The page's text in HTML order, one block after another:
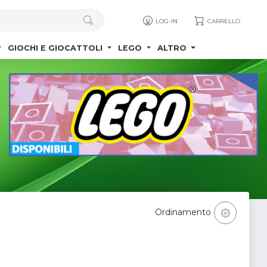
LOG-IN CARRELLO
GIOCHI E GIOCATTOLI LEGO ALTRO
Ordinamento